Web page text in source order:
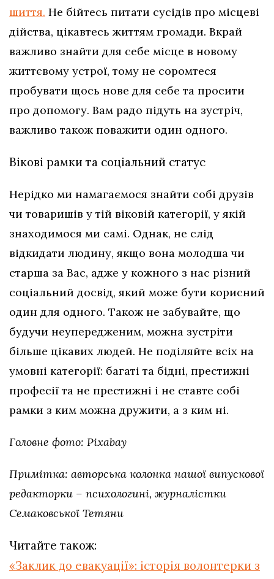
шиття. Не бійтесь питати сусідів про місцеві
дійства, цікавтесь життям громади. Вкрай
важливо знайти для себе місце в новому
життєвому устрої, тому не соромтеся
пробувати щось нове для себе та просити
про допомогу. Вам радо підуть на зустріч,
важливо також поважити один одного.
Вікові рамки та соціальний статус
Нерідко ми намагаємося знайти собі друзів
чи товаришів у тій віковій категорії, у якій
знаходимося ми самі. Однак, не слід
відкидати людину, якщо вона молодша чи
старша за Вас, адже у кожного з нас різний
соціальний досвід, який може бути корисний
один для одного. Також не забувайте, що
будучи неупередженим, можна зустріти
більше цікавих людей. Не поділяйте всіх на
умовні категорії: багаті та бідні, престижні
професії та не престижні і не ставте собі
рамки з ким можна дружити, а з ким ні.
Головне фото: Pixabay
Примітка: авторська колонка нашої випускової
редакторки – психологині, журналістки
Семаковської Тетяни
Читайте також:
«Заклик до евакуації»: історія волонтерки з